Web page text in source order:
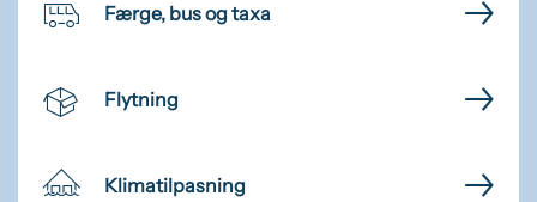
Færge, bus og taxa
Flytning
Klimatilpasning